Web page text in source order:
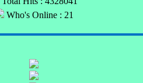
Who's Online : 21